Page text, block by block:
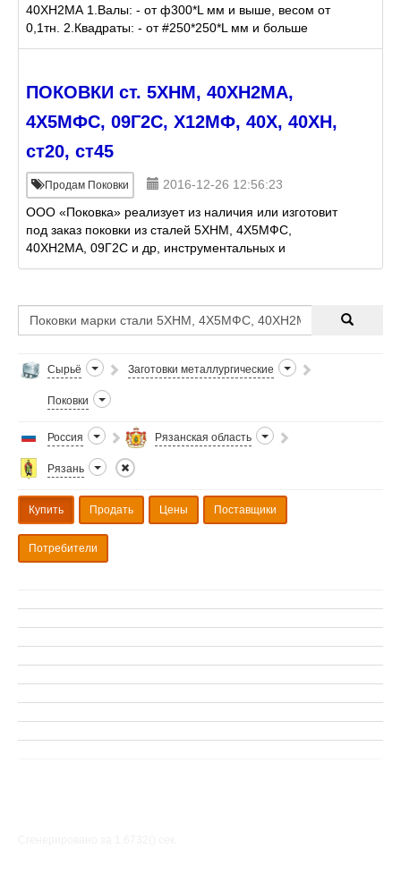
40ХН2МА 1.Валы: - от ф300*L мм и выше, весом от
0,1тн. 2.Квадраты: - от #250*250*L мм и больше
весом от 0,1тн.
ПОКОВКИ ст. 5ХНМ, 40ХН2МА,
4Х5МФС, 09Г2С, Х12МФ, 40Х, 40ХН,
ст20, ст45
Продам Поковки
2016-12-26 12:56:23
ООО «Поковка» реализует из наличия или изготовит
под заказ поковки из сталей 5ХНМ, 4Х5МФС,
40ХН2МА, 09Г2С и др, инструментальных и
штампованных марок сталей. Распил поковок в
Сырьё Заготовки металлургические
Поковки
Россия Рязанская область
Рязань
Купить Продать Цены Поставщики
Потребители